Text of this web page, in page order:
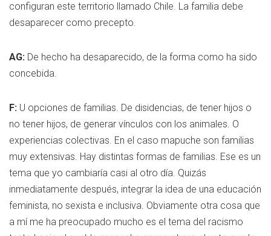
configuran este territorio llamado Chile. La familia debe
desaparecer como precepto.
AG: De hecho ha desaparecido, de la forma como ha sido
concebida.
F: U opciones de familias. De disidencias, de tener hijos o
no tener hijos, de generar vínculos con los animales. O
experiencias colectivas. En el caso mapuche son familias
muy extensivas. Hay distintas formas de familias. Ese es un
tema que yo cambiaría casi al otro día. Quizás
inmediatamente después, integrar la idea de una educación
feminista, no sexista e inclusiva. Obviamente otra cosa que
a mí me ha preocupado mucho es el tema del racismo